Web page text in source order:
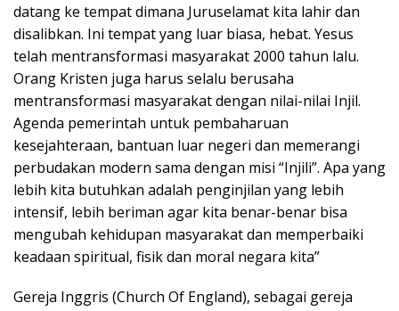
datang ke tempat dimana Juruselamat kita lahir dan
disalibkan. Ini tempat yang luar biasa, hebat. Yesus
telah mentransformasi masyarakat 2000 tahun lalu.
Orang Kristen juga harus selalu berusaha
mentransformasi masyarakat dengan nilai-nilai Injil.
Agenda pemerintah untuk pembaharuan
kesejahteraan, bantuan luar negeri dan memerangi
perbudakan modern sama dengan misi “Injili”. Apa yang
lebih kita butuhkan adalah penginjilan yang lebih
intensif, lebih beriman agar kita benar-benar bisa
mengubah kehidupan masyarakat dan memperbaiki
keadaan spiritual, fisik dan moral negara kita”
Gereja Inggris (Church Of England), sebagai gereja